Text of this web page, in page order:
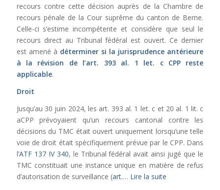
recours contre cette décision auprès de la Chambre de
recours pénale de la Cour suprême du canton de Berne.
Celle-ci s’estime incompétente et considère que seul le
recours direct au Tribunal fédéral est ouvert. Ce dernier
est amené à déterminer si la jurisprudence antérieure
à la révision de l’art. 393 al. 1 let. c CPPreste
applicable.
Droit
Jusqu’au 30 juin 2024, les art. 393 al. 1 let. c et 20 al. 1 lit. c
aCPP prévoyaient qu’un recours cantonal contre les
décisions du TMC était ouvert uniquement lorsqu’une telle
voie de droit était spécifiquement prévue par le CPP. Dans
l’ATF 137 IV 340, le Tribunal fédéral avait ainsi jugé que le
TMC constituait une instance unique en matière de refus
d’autorisation de surveillance (art.… Lire la suite